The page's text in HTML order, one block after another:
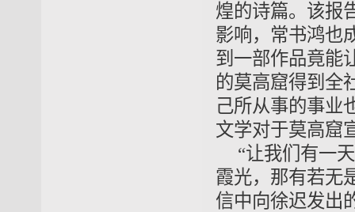
煌的诗篇。该报
影响，常书鸿也
到一部作品竟能
的莫高窟得到全
己所从事的事业
文学对于莫高窟
“让我们有一
霞光，那有若无
信中向徐迟发出